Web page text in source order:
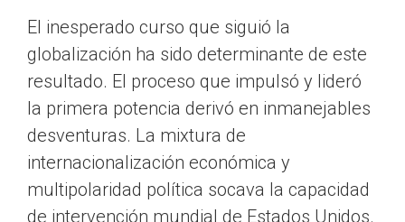
El inesperado curso que siguió la
globalización ha sido determinante de este
resultado. El proceso que impulsó y lideró
la primera potencia derivó en inmanejables
desventuras. La mixtura de
internacionalización económica y
multipolaridad política socava la capacidad
de intervención mundial de Estados Unidos.